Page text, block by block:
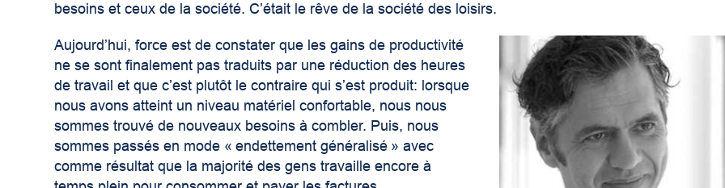
besoins et ceux de la société. C’était le rêve de la société des loisirs.
Aujourd’hui, force est de constater que les gains de productivité
ne se sont finalement pas traduits par une réduction des heures
de travail et que c’est plutôt le contraire qui s’est produit: lorsque
nous avons atteint un niveau matériel confortable, nous nous
sommes trouvé de nouveaux besoins à combler. Puis, nous
sommes passés en mode « endettement généralisé » avec
comme résultat que la majorité des gens travaille encore à